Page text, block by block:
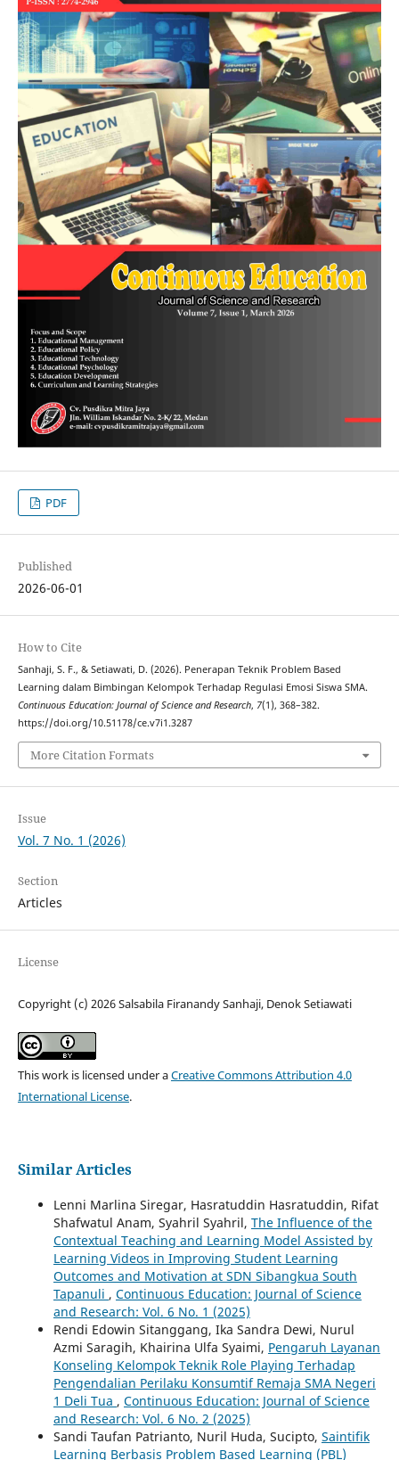
PDF
Published
2026-06-01
How to Cite
Sanhaji, S. F., & Setiawati, D. (2026). Penerapan Teknik Problem Based
Learning dalam Bimbingan Kelompok Terhadap Regulasi Emosi Siswa SMA.
Continuous Education: Journal of Science and Research, 7(1), 368–382.
https://doi.org/10.51178/ce.v7i1.3287
More Citation Formats
Issue
Vol. 7 No. 1 (2026)
Section
Articles
License
Copyright (c) 2026 Salsabila Firanandy Sanhaji, Denok Setiawati
This work is licensed under aCreative Commons Attribution 4.0
International License.
Similar Articles
Lenni Marlina Siregar, Hasratuddin Hasratuddin, Rifat
Shafwatul Anam, Syahril Syahril, The Influence of the
Contextual Teaching and Learning Model Assisted by
Learning Videos in Improving Student Learning
Outcomes and Motivation at SDN Sibangkua South
Tapanuli , Continuous Education: Journal of Science
and Research: Vol. 6 No. 1 (2025)
Rendi Edowin Sitanggang, Ika Sandra Dewi, Nurul
Azmi Saragih, Khairina Ulfa Syaimi, Pengaruh Layanan
Konseling Kelompok Teknik Role Playing Terhadap
Pengendalian Perilaku Konsumtif Remaja SMA Negeri
1 Deli Tua , Continuous Education: Journal of Science
and Research: Vol. 6 No. 2 (2025)
Sandi Taufan Patrianto, Nuril Huda, Sucipto, Saintifik
Learning Berbasis Problem Based Learning (PBL)